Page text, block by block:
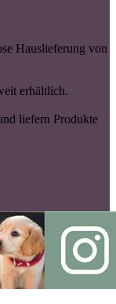
Hauslieferung von
erhältlich.
liefern Produkte